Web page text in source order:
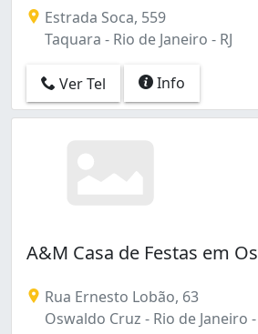
Estrada Soca, 559
Taquara - Rio de Janeiro - RJ
Ver Tel Info
A&M Casa de Festas em
Rua Ernesto Lobão, 63
Oswaldo Cruz - Rio de Janeiro -